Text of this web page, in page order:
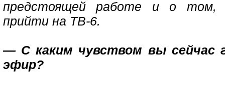
предстоящей работе и о том,
прийти на ТВ-6.
— С каким чувством вы сейчас
эфир?